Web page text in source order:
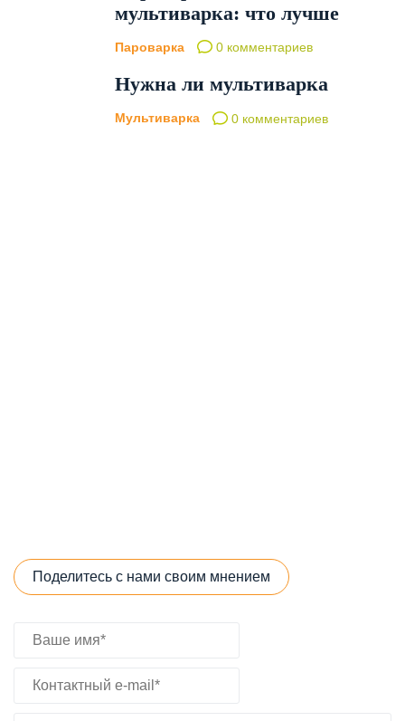
мультиварка: что лучше
Пароварка 0 комментариев
Нужна ли мультиварка
Мультиварка 0 комментариев
Поделитесь с нами своим мнением